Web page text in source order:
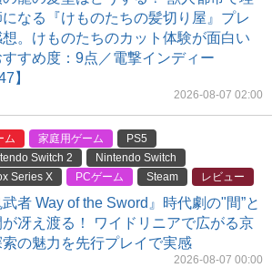
なる『けものたちの髪切り屋』プレ
想。けものたちのカット体験が面白い
すすめ度：9点／電撃インディー
】
2026-08-07 02:00
ム 家庭用ゲーム
PS5
Switch 2
Nintendo Switch
Series X
PCゲーム Steam レビュー
武者 Way of the Sword』時代劇の"間”と
冴え渡る！ ワイドリニアで広がる京
の魅力を先行プレイで実感
2026-08-07 00:00